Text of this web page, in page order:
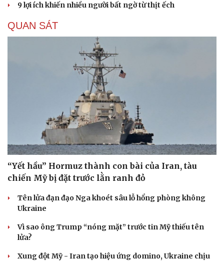
9 lợi ích khiến nhiều người bất ngờ từ thịt ếch
QUAN SÁT
“Yết hầu” Hormuz thành con bài của Iran, tàu
chiến Mỹ bị đặt trước lằn ranh đỏ
Tên lửa đạn đạo Nga khoét sâu lỗ hổng phòng không
Ukraine
Vì sao ông Trump “nóng mặt” trước tin Mỹ thiếu tên
lửa?
Xung đột Mỹ - Iran tạo hiệu ứng domino, Ukraine chịu